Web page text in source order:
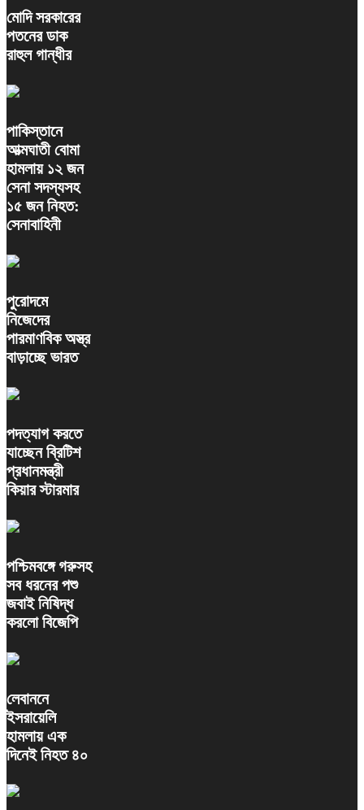
মোদি সরকারের
পতনের ডাক
রাহুল গান্ধীর
পাকিস্তানে
আত্মঘাতী বোমা
হামলায় ১২ জন
সেনা সদস্যসহ
১৫ জন নিহত:
সেনাবাহিনী
পুরোদমে
নিজেদের
পারমাণবিক অস্ত্র
বাড়াচ্ছে ভারত
পদত্যাগ করতে
যাচ্ছেন ব্রিটিশ
প্রধানমন্ত্রী
কিয়ার স্টারমার
পশ্চিমবঙ্গে গরুসহ
সব ধরনের পশু
জবাই নিষিদ্ধ
করলো বিজেপি
লেবাননে
ইসরায়েলি
হামলায় এক
দিনেই নিহত ৪০